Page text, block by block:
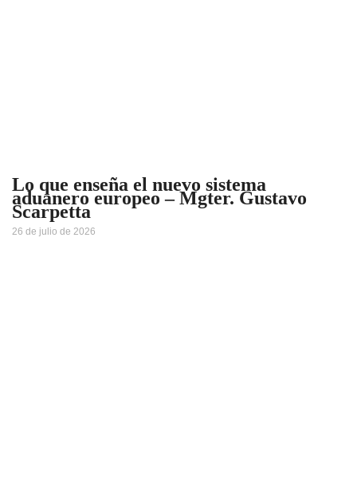
Lo que enseña el nuevo sistema
aduanero europeo – Mgter. Gustavo
Scarpetta
26 de julio de 2026